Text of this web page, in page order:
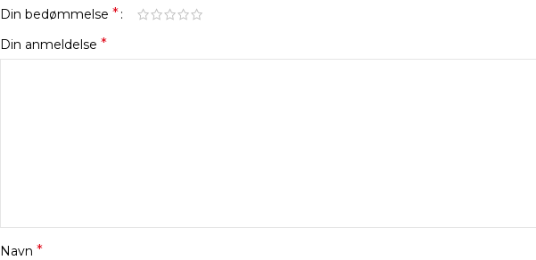
Din bedømmelse *
Din anmeldelse *
Navn *